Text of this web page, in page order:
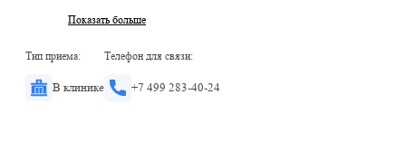
Показать больше
Тип приема:
В клинике
Телефон для связи:
+7 499 283-40-24